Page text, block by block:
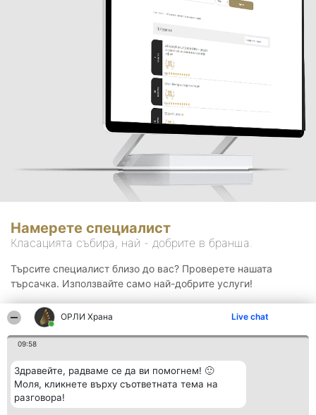
ОРЛИ Храна Live chat
09:58
Здравейте, радваме се да ви помогнем! 🙂
Моля, кликнете върху съответната тема на
разговора!
Намерете специалист
Класацията събира, най - добрите в бранша.
Търсите специалист близо до вас? Проверете нашата
търсачка. Използвайте само най-добрите услуги!